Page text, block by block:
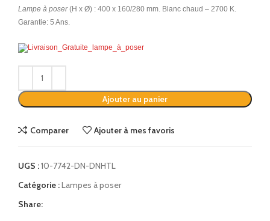
Lampe à poser(H x Ø) : 400 x 160/280 mm. Blanc chaud – 2700 K.
Garantie: 5 Ans.
Ajouter au panier
Comparer Ajouter à mes favoris
UGS :10-7742-DN-DNHTL
Catégorie :Lampes à poser
Share: